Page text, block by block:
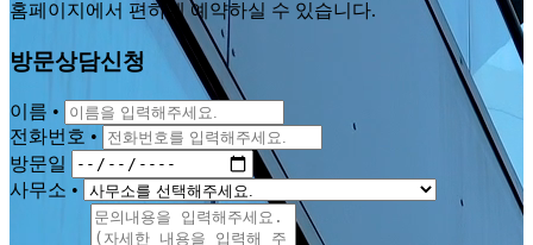
홈페이지에서 편하게 예약하실 수 있습니다.
방문상담신청
이름 •
전화번호 •
방문일
사무소 •